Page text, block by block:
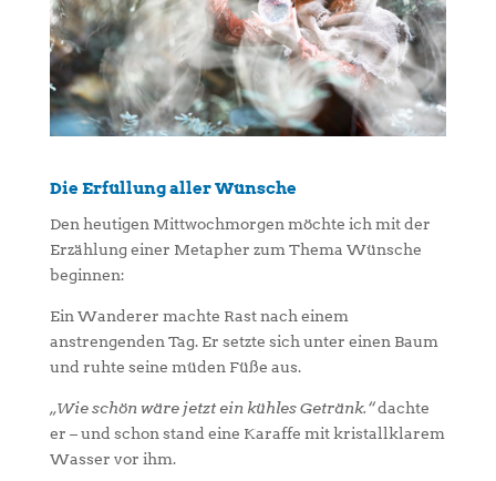
Die Erfüllung aller Wünsche
Den heutigen Mittwochmorgen möchte ich mit der
Erzählung einer Metapher zum Thema Wünsche
beginnen:
Ein Wanderer machte Rast nach einem
anstrengenden Tag. Er setzte sich unter einen Baum
und ruhte seine müden Füße aus.
„Wie schön wäre jetzt ein kühles Getränk.“dachte
er – und schon stand eine Karaffe mit kristallklarem
Wasser vor ihm.